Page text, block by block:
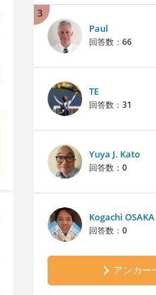
3
Paul
回答数： 66
TE
回答数： 31
Yuya J. Kato
回答数： 0
Kogachi OSAKA
回答数： 0
アンカー